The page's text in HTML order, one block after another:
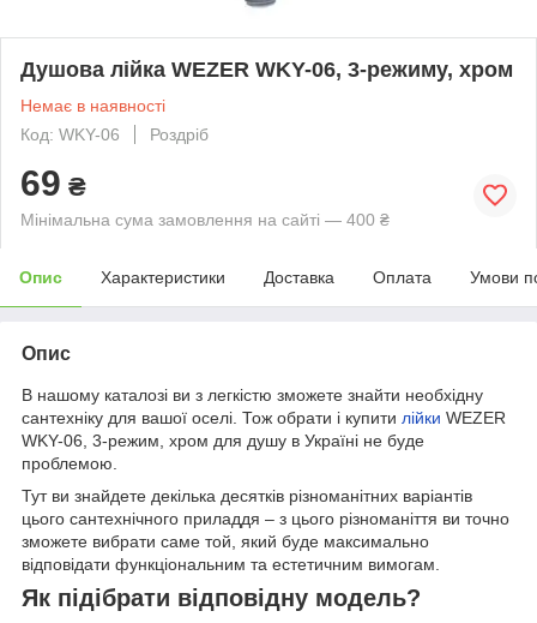
Душова лійка WEZER WKY-06, 3-режиму, хром
Немає в наявності
Код: WKY-06
Роздріб
69 ₴
Мінімальна сума замовлення на сайті — 400 ₴
Опис Характеристики Доставка Оплата Умови
Опис
В нашому каталозі ви з легкістю зможете знайти необхідну
сантехніку для вашої оселі. Тож обрати і купити лійки WEZER
WKY-06, 3-режим, хром для душу в Україні не буде
проблемою.
Тут ви знайдете декілька десятків різноманітних варіантів
цього сантехнічного приладдя – з цього різноманіття ви точно
зможете вибрати саме той, який буде максимально
відповідати функціональним та естетичним вимогам.
Як підібрати відповідну модель?